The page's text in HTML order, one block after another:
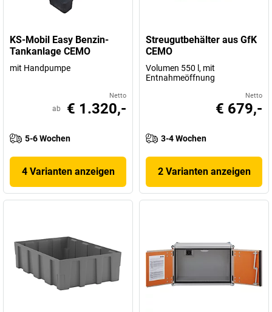
KS-Mobil Easy Benzin-
Tankanlage CEMO
mit Handpumpe
Netto
ab € 1.320,-
5-6 Wochen
4 Varianten anzeigen
Streugutbehälter aus GfK
CEMO
Volumen 550 l, mit
Entnahmeöffnung
Netto
€ 679,-
3-4 Wochen
2 Varianten anzeigen